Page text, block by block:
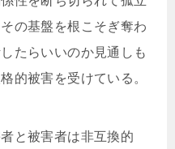
の基盤を根こそぎ奪わ
たらいいのか見通しも
的被害を受けている。
と被害者は非互換的